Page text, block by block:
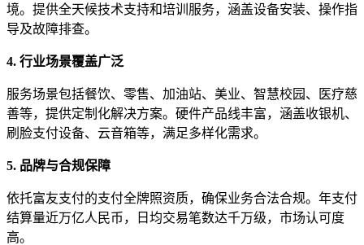
境。提供全天候技术支持和培训服务，涵盖设备安装、操作指
导及故障排查。
4. 行业场景覆盖广泛
服务场景包括餐饮、零售、加油站、美业、智慧校园、医疗慈
善等，提供定制化解决方案。硬件产品线丰富，涵盖收银机、
刷脸支付设备、云音箱等，满足多样化需求。
5. 品牌与合规保障
依托富友支付的支付全牌照资质，确保业务合法合规。年支付
结算量近万亿人民币，日均交易笔数达千万级，市场认可度
高。